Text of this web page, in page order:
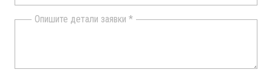
Опишите детали заявки *